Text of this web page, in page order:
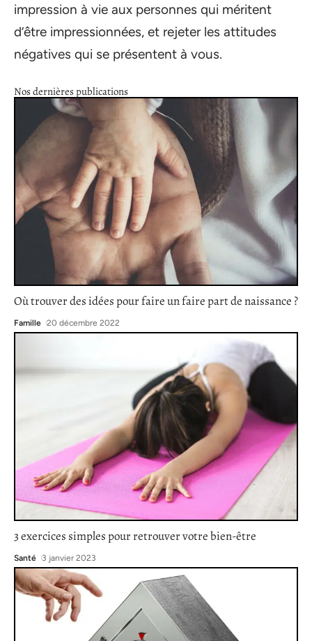
impression à vie aux personnes qui méritent
d’être impressionnées, et rejeter les attitudes
négatives qui se présentent à vous.
Nos dernières publications
Où trouver des idées pour faire un faire part de naissance ?
Famille 20 décembre 2022
3 exercices simples pour retrouver votre bien-être
Santé 3 janvier 2023